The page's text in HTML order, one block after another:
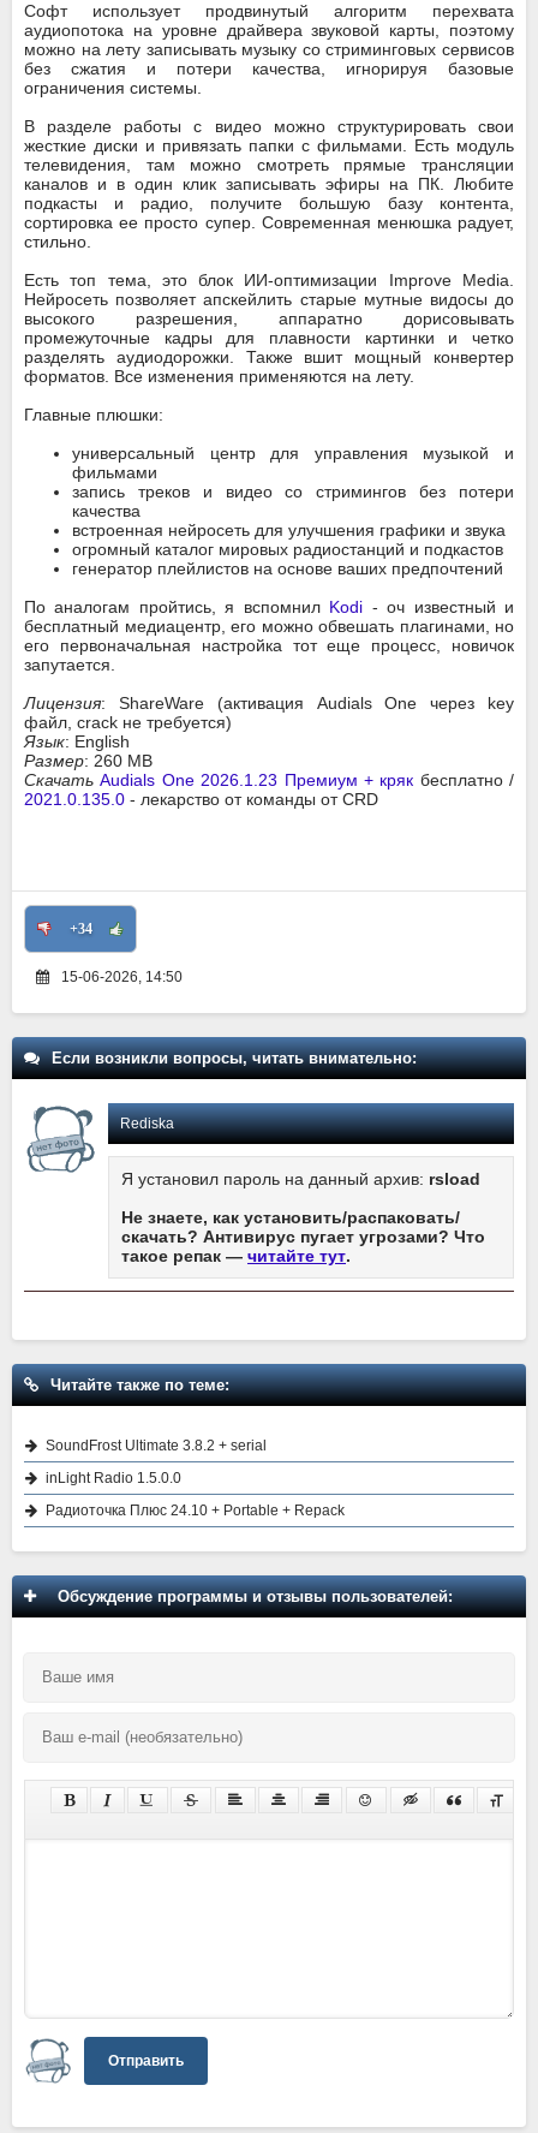
Софт использует продвинутый алгоритм перехвата
аудиопотока на уровне драйвера звуковой карты, поэтому
можно на лету записывать музыку со стриминговых сервисов
без сжатия и потери качества, игнорируя базовые
ограничения системы.
В разделе работы с видео можно структурировать свои
жесткие диски и привязать папки с фильмами. Есть модуль
телевидения, там можно смотреть прямые трансляции
каналов и в один клик записывать эфиры на ПК. Любите
подкасты и радио, получите большую базу контента,
сортировка ее просто супер. Современная менюшка радует,
стильно.
Есть топ тема, это блок ИИ-оптимизации Improve Media.
Нейросеть позволяет апскейлить старые мутные видосы до
высокого разрешения, аппаратно дорисовывать
промежуточные кадры для плавности картинки и четко
разделять аудиодорожки. Также вшит мощный конвертер
форматов. Все изменения применяются на лету.
Главные плюшки:
универсальный центр для управления музыкой и
фильмами
запись треков и видео со стримингов без потери
качества
встроенная нейросеть для улучшения графики и звука
огромный каталог мировых радиостанций и подкастов
генератор плейлистов на основе ваших предпочтений
По аналогам пройтись, я вспомнил Kodi - оч известный и
бесплатный медиацентр, его можно обвешать плагинами, но
его первоначальная настройка тот еще процесс, новичок
запутается.
Лицензия: ShareWare (активация Audials One через key
файл, crack не требуется)
Язык: English
Размер: 260 MB
СкачатьAudials One 2026.1.23 Премиум + кряк бесплатно /
2021.0.135.0 - лекарство от команды от CRD
+34
15-06-2026, 14:50
Если возникли вопросы, читать внимательно:
Rediska
Я установил пароль на данный архив: rsload
Не знаете, как установить/распаковать/
скачать? Антивирус пугает угрозами? Что
такое репак — читайте тут.
Читайте также по теме:
SoundFrost Ultimate 3.8.2 + serial
inLight Radio 1.5.0.0
Радиоточка Плюс 24.10 + Portable + Repack
Обсуждение программы и отзывы пользователей:
Отправить